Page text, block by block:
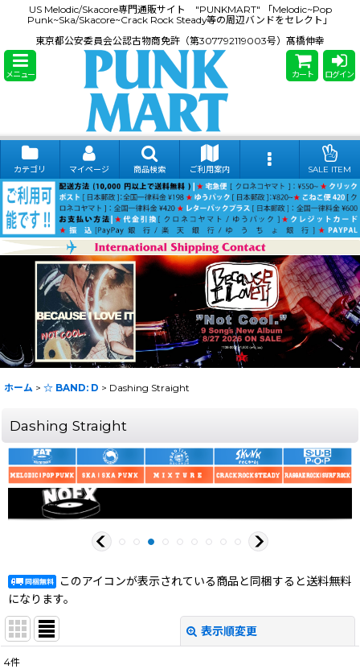
US Melodic/Skacore専門通販サイト "PUNKMART" 「Melodic~Pop
Punk~Ska/Skacore~Crack Rock Steady等の周辺バンドをセレクト」
東京都公安委員会公認古物商免許（第307792119003号）髙橋伸幸
メニュー カート ログイン
カテゴリ マイページ 商品検索 ご利用案内 SALE ITEM
ホーム > ☆ BAND: D > Dashing Straight
Dashing Straight
このアイコンが表示されている商品と同梱すると送料無料
になります。
表示順変更
4件